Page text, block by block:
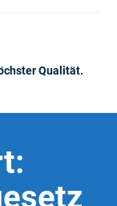
Qualität.